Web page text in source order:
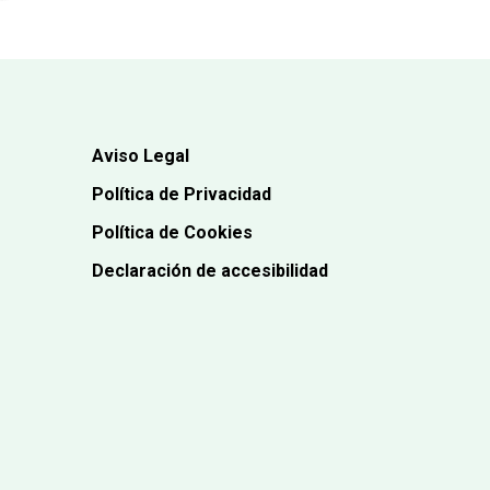
Aviso Legal
Política de Privacidad
Política de Cookies
Declaración de accesibilidad